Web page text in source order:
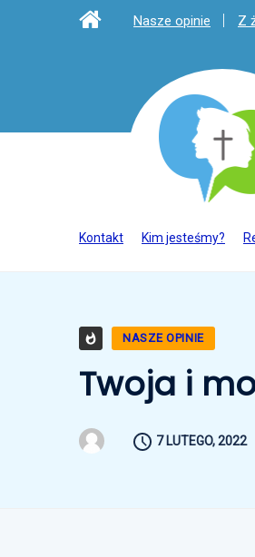
Nasze opinie Z
Kontakt Kim jesteśmy?
NASZE OPINIE
Twoja i
7 LUTEGO, 2022